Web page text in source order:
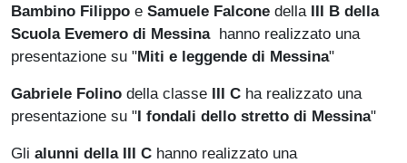
Bambino Filippo e Samuele Falcone della III B della
Scuola Evemero di Messinahanno realizzato una
presentazione su "Miti e leggende di Messina"
Gabriele Folino della classe III C ha realizzato una
presentazione su "I fondali dello stretto di Messina"
Gli alunni della III C hanno realizzato una